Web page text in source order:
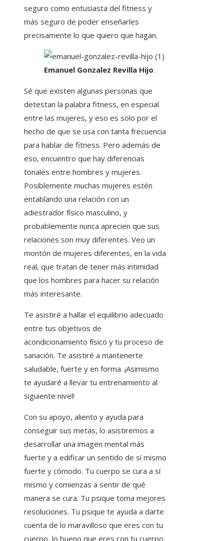
seguro como entusiasta del fitness y
más seguro de poder enseñarles
precisamente lo que quiero que hagan.
Emanuel Gonzalez Revilla Hijo.
Sé que existen algunas personas que
detestan la palabra fitness, en especial
entre las mujeres, y eso es solo por el
hecho de que se usa con tanta frecuencia
para hablar de fitness. Pero además de
eso, encuentro que hay diferencias
tonales entre hombres y mujeres.
Posiblemente muchas mujeres estén
entablando una relación con un
adiestrador físico masculino, y
probablemente nunca aprecien que sus
relaciones son muy diferentes. Veo un
montón de mujeres diferentes, en la vida
real, que tratan de tener más intimidad
que los hombres para hacer su relación
más interesante.
Te asistiré a hallar el equilibrio adecuado
entre tus objetivos de
acondicionamiento físico y tu proceso de
sanación. Te asistiré a mantenerte
saludable, fuerte y en forma. ¡Asimismo
te ayudaré a llevar tu entrenamiento al
siguiente nivel!
Con su apoyo, aliento y ayuda para
conseguir sus metas, lo asistiremos a
desarrollar una imagen mental más
fuerte y a edificar un sentido de sí mismo
fuerte y cómodo. Tu cuerpo se cura a sí
mismo y comienzas a sentir de qué
manera se cura. Tu psique toma mejores
resoluciones. Tu psique te ayuda a darte
cuenta de lo maravilloso que eres con tu
cuerpo, lo bueno que eres con tu cuerpo